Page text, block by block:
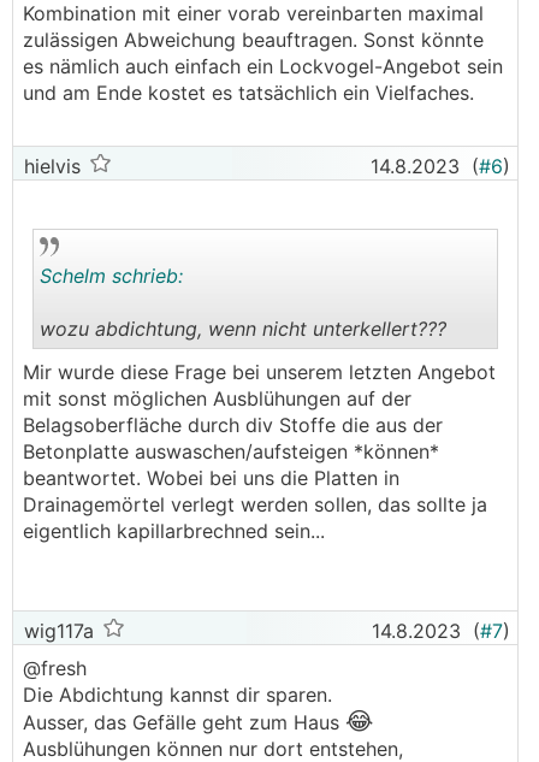
Kombination mit einer vorab vereinbarten maximal
zulässigen Abweichung beauftragen. Sonst könnte
es nämlich auch einfach ein Lockvogel-Angebot sein
und am Ende kostet es tatsächlich ein Vielfaches.
hielvis 14.8.2023 (#6)
..
Schelm schrieb:
wozu abdichtung, wenn nicht unterkellert???
Mir wurde diese Frage bei unserem letzten Angebot
mit sonst möglichen Ausblühungen auf der
Belagsoberfläche durch div Stoffe die aus der
Betonplatte auswaschen/aufsteigen *können*
beantwortet. Wobei bei uns die Platten in
Drainagemörtel verlegt werden sollen, das sollte ja
eigentlich kapillarbrechned sein...
wig117a 14.8.2023 (#7)
@fresh
Die Abdichtung kannst dir sparen.
Ausser, das Gefälle geht zum Haus 😂
Ausblühungen können nur dort entstehen,